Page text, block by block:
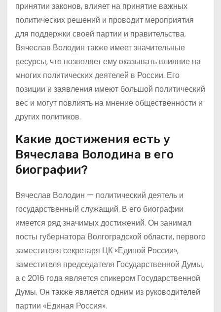
принятии законов, влияет на принятие важных
политических решений и проводит мероприятия
для поддержки своей партии и правительства.
Вячеслав Володин также имеет значительные
ресурсы, что позволяет ему оказывать влияние на
многих политических деятелей в России. Его
позиции и заявления имеют большой политический
вес и могут повлиять на мнение общественности и
других политиков.
Какие достижения есть у
Вячеслава Володина в его
биографии?
Вячеслав Володин — политический деятель и
государственный служащий. В его биографии
имеется ряд значимых достижений. Он занимал
посты губернатора Волгоградской области, первого
заместителя секретаря ЦК «Единой России»,
заместителя председателя Государственной Думы,
а с 2016 года является спикером Государственной
Думы. Он также является одним из руководителей
партии «Единая Россия».